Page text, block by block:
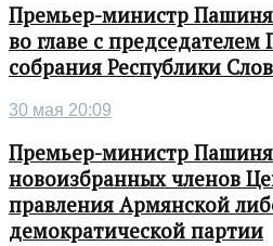
Премьер-министр
во главе с председателем
собрания Республики
30 мая 20:09
Премьер-министр
новоизбранных членов
правления Армянской
демократической партии